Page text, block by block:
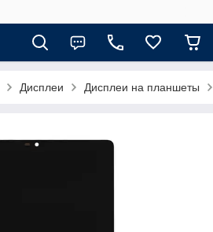
Дисплеи Дисплеи на планшеты